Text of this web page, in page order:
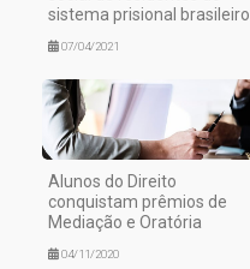
sistema prisional brasileiro
07/04/2021
Alunos do Direito
conquistam prêmios de
Mediação e Oratória
04/11/2020